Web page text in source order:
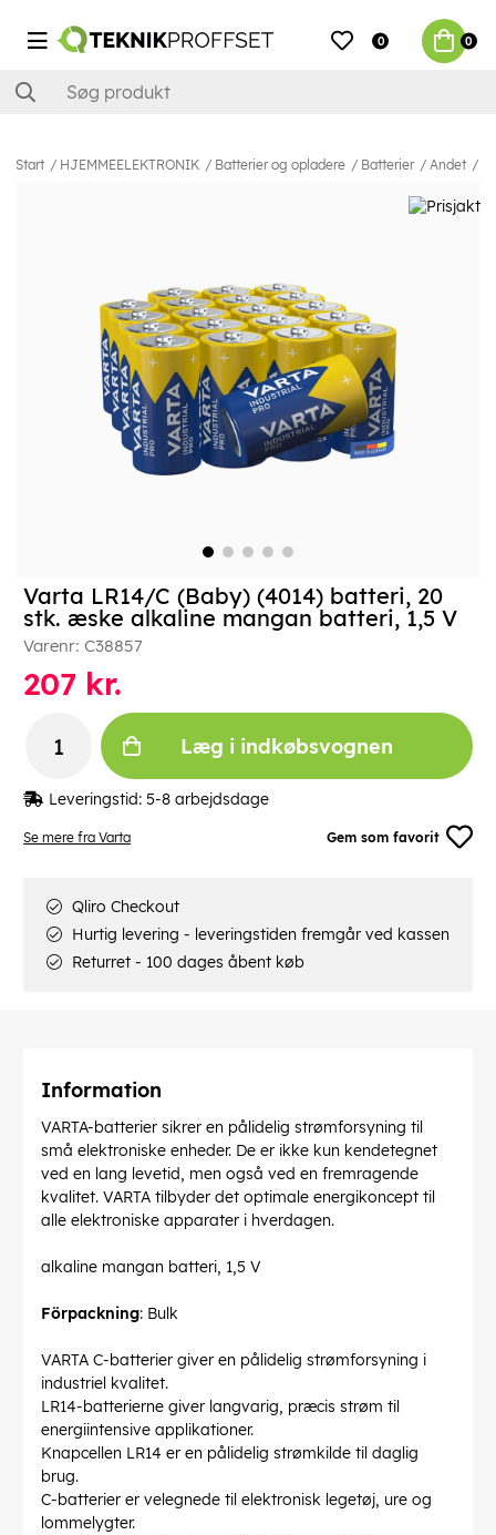
0 0
Start HJEMMEELEKTRONIK Batterier og opladere Batterier Andet
Se mere fra Varta Gem som favorit
Varta LR14/C (Baby) (4014) batteri, 20
stk. æske alkaline mangan batteri, 1,5 V
Varenr: C38857
207 kr.
Læg i indkøbsvognen
Leveringstid: 5-8 arbejdsdage
Qliro Checkout
Hurtig levering - leveringstiden fremgår ved kassen
Returret - 100 dages åbent køb
Information
VARTA-batterier sikrer en pålidelig strømforsyning til
små elektroniske enheder. De er ikke kun kendetegnet
ved en lang levetid, men også ved en fremragende
kvalitet. VARTA tilbyder det optimale energikoncept til
alle elektroniske apparater i hverdagen.
alkaline mangan batteri, 1,5 V
Förpackning: Bulk
VARTA C-batterier giver en pålidelig strømforsyning i
industriel kvalitet.
LR14-batterierne giver langvarig, præcis strøm til
energiintensive applikationer.
Knapcellen LR14 er en pålidelig strømkilde til daglig
brug.
C-batterier er velegnede til elektronisk legetøj, ure og
lommelygter.